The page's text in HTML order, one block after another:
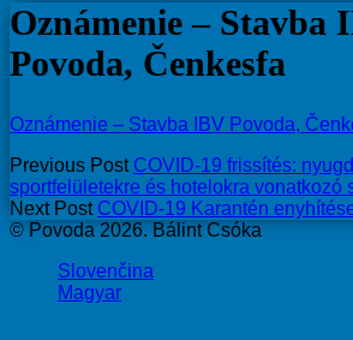
Oznámenie – Stavba
Povoda, Čenkesfa
Oznámenie – Stavba IBV Povoda,
Previous Post COVID-19 frissítés:
sportfelületekre és hotelokra vonatkozó
Next Post COVID-19 Karantén
© Povoda 2026. Bálint Csóka
Slovenčina
Magyar